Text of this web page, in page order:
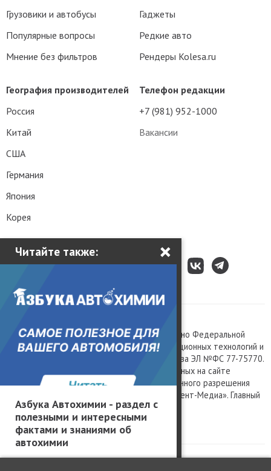
Читайте также: ×
Азбука Автохимии - раздел с
полезными и интересными
фактами и знаниями об
автохимии
Телефон редакции
+7 (981) 952-1000
Вакансии
Грузовики и автобусы
Популярные вопросы
Мнение без фильтров
Гаджеты
Редкие авто
Рендеры Kolesa.ru
География производителей
Россия
Китай
США
Германия
Япония
Корея
Сетевое издание «Kolesa.ru», зарегистрировано Федеральной
службой по надзору в сфере связи, информационных технологий и
массовых коммуникаций, номер свидетельства ЭЛ №ФС 77-75770.
Любое использование материалов, размещенных на сайте
www.kolesa.ru, допускается только с письменного разрешения
правообладателя. Учредитель ООО «Президент-Медиа». Главный
редактор Баландин М.А. 0+
Политика конфиденциальности